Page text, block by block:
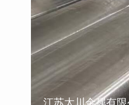
江苏太川金属有